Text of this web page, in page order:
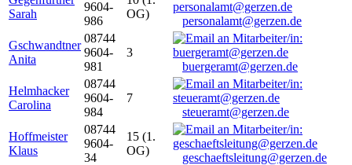
Sarah
9604-
986
OG)
personalamt@gerzen.de
Gschwandtner
Anita
08744
9604-
981
3
buergeramt@gerzen.de
Helmhacker
Carolina
08744
9604-
984
7
steueramt@gerzen.de
Hoffmeister
Klaus
08744
9604-
34
15 (1.
OG)
geschaeftsleitung@gerzen.de